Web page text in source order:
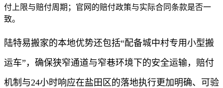
付上限与赔付周期；官网的赔付政策与实际合同条款是否一
致。
陆特易搬家的本地优势还包括“配备城中村专用小型搬
运车”，确保狭窄通道与窄巷环境下的安全运输，赔付
机制与24小时响应在盐田区的落地执行更加明确、可验